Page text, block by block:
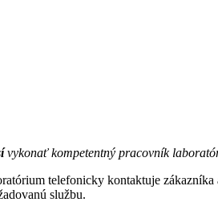
vykonať kompetentný pracovník
telefonicky kontaktuje
službu.